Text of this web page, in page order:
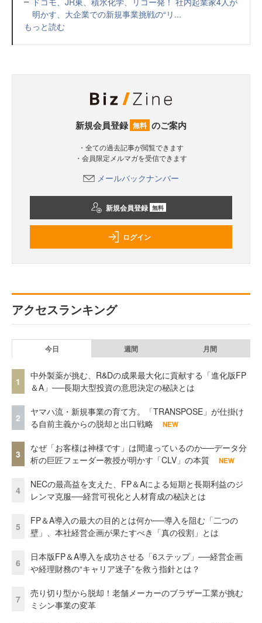
明かす、大企業での新規事業挑戦の“リ...
もっと読む
新規会員登録 無料 のご案内
・全ての過去記事が閲覧できます
・会員限定メルマガを受信できます
メールバックナンバー
新規会員登録 無料
ログイン
アクセスランキング
今日 週間 月間
1
中外製薬が挑む、R&Dの成果最大化に貢献する「進化版FP
＆A」──長期大型投資の意思決定の秘訣とは
2
ヤマハ流・新規事業の育て方。「TRANSPOSE」が仕掛け
る自前主義からの脱却と出口戦略
NEW
3
なぜ「お客様は神様です」は間違っているのか──データ分
析の巨匠フェーダー教授が明かす「CLV」の本質
NEW
4
NECの最高益を支えた、FP＆Aによる短期と長期利益のジ
レンマ克服──経営可視化と人材育成の秘訣とは
5
FP＆A導入の最大の目的とは何か──導入を阻む「二つの
壁」、本社経営企画が果たすべき「真の役割」とは
6
日本版FP＆A導入を成功させる「6ステップ」──経営企画
や経理財務の“キャリア迷子”を救う指針とは？
7
売り切り型から脱却！老舗メーカーのブラザー工業が挑む
ミシン事業の変革